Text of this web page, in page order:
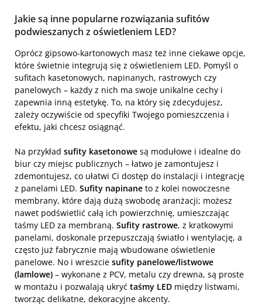
Jakie są inne popularne rozwiązania sufitów
podwieszanych z oświetleniem LED?
Oprócz gipsowo-kartonowych masz też inne ciekawe opcje,
które świetnie integrują się z oświetleniem LED. Pomyśl o
sufitach kasetonowych, napinanych, rastrowych czy
panelowych – każdy z nich ma swoje unikalne cechy i
zapewnia inną estetykę. To, na który się zdecydujesz,
zależy oczywiście od specyfiki Twojego pomieszczenia i
efektu, jaki chcesz osiągnąć.
Na przykład sufity kasetonowe są modułowe i idealne do
biur czy miejsc publicznych – łatwo je zamontujesz i
zdemontujesz, co ułatwi Ci dostęp do instalacji i integrację
z panelami LED. Sufity napinane to z kolei nowoczesne
membrany, które dają dużą swobodę aranżacji; możesz
nawet podświetlić całą ich powierzchnię, umieszczając
taśmy LED za membraną. Sufity rastrowe, z kratkowymi
panelami, doskonale przepuszczają światło i wentylację, a
często już fabrycznie mają wbudowane oświetlenie
panelowe. No i wreszcie sufity panelowe/listwowe
(lamlowe) – wykonane z PCV, metalu czy drewna, są proste
w montażu i pozwalają ukryć taśmy LED między listwami,
tworząc delikatne, dekoracyjne akcenty.